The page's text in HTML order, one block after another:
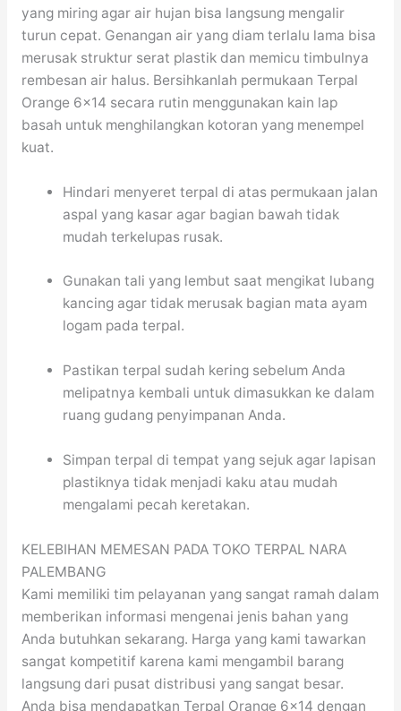
yang miring agar air hujan bisa langsung mengalir
turun cepat. Genangan air yang diam terlalu lama bisa
merusak struktur serat plastik dan memicu timbulnya
rembesan air halus. Bersihkanlah permukaan Terpal
Orange 6×14 secara rutin menggunakan kain lap
basah untuk menghilangkan kotoran yang menempel
kuat.
Hindari menyeret terpal di atas permukaan jalan
aspal yang kasar agar bagian bawah tidak
mudah terkelupas rusak.
Gunakan tali yang lembut saat mengikat lubang
kancing agar tidak merusak bagian mata ayam
logam pada terpal.
Pastikan terpal sudah kering sebelum Anda
melipatnya kembali untuk dimasukkan ke dalam
ruang gudang penyimpanan Anda.
Simpan terpal di tempat yang sejuk agar lapisan
plastiknya tidak menjadi kaku atau mudah
mengalami pecah keretakan.
KELEBIHAN MEMESAN PADA TOKO TERPAL NARA
PALEMBANG
Kami memiliki tim pelayanan yang sangat ramah dalam
memberikan informasi mengenai jenis bahan yang
Anda butuhkan sekarang. Harga yang kami tawarkan
sangat kompetitif karena kami mengambil barang
langsung dari pusat distribusi yang sangat besar.
Anda bisa mendapatkan Terpal Orange 6×14 dengan